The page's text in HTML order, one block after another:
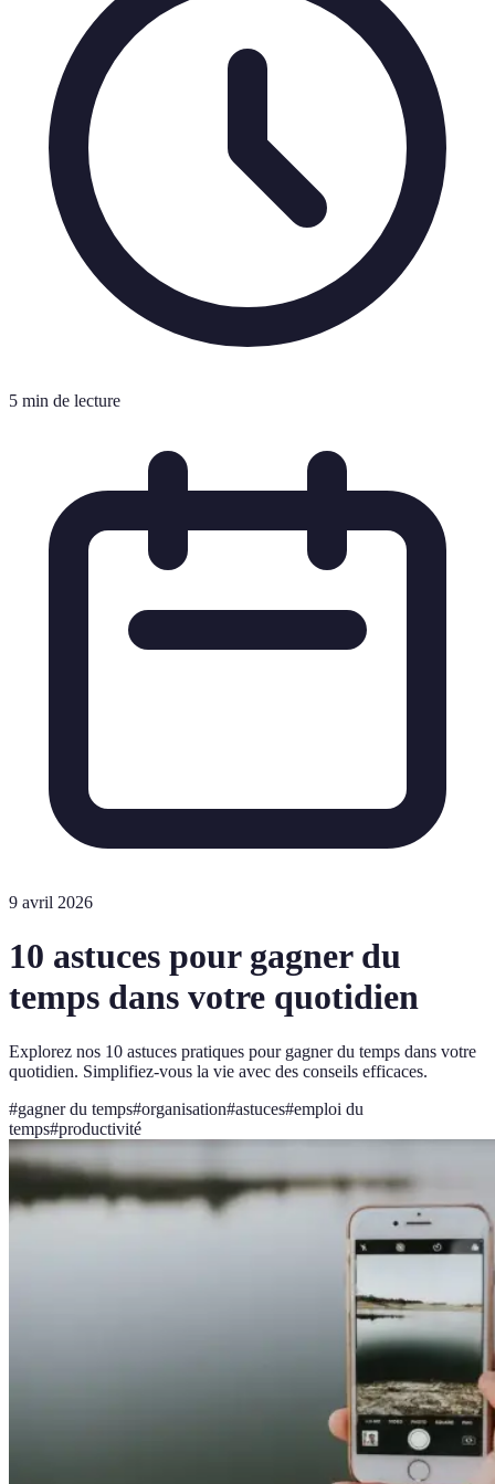
5 min de lecture
9 avril 2026
10 astuces pour gagner du
temps dans votre quotidien
Explorez nos 10 astuces pratiques pour gagner du temps dans votre
quotidien. Simplifiez-vous la vie avec des conseils efficaces.
#gagner du temps#organisation#astuces#emploi du
temps#productivité